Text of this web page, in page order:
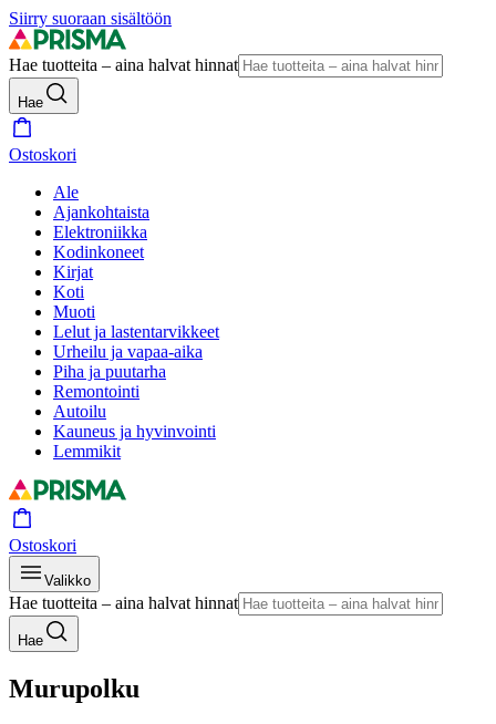
Siirry suoraan sisältöön
Hae tuotteita – aina halvat hinnat
Hae
Ostoskori
Ale
Ajankohtaista
Elektroniikka
Kodinkoneet
Kirjat
Koti
Muoti
Lelut ja lastentarvikkeet
Urheilu ja vapaa-aika
Piha ja puutarha
Remontointi
Autoilu
Kauneus ja hyvinvointi
Lemmikit
Ostoskori
Valikko
Hae tuotteita – aina halvat hinnat
Hae
Murupolku